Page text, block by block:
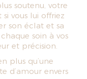
soutenu, votre
vous lui offriez
son éclat et sa
soin à vos
et précision.
plus qu’une
d’amour envers